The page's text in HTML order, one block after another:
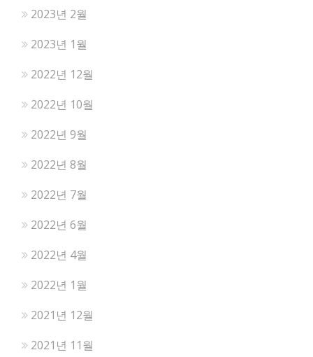
2023년 2월
2023년 1월
2022년 12월
2022년 10월
2022년 9월
2022년 8월
2022년 7월
2022년 6월
2022년 4월
2022년 1월
2021년 12월
2021년 11월